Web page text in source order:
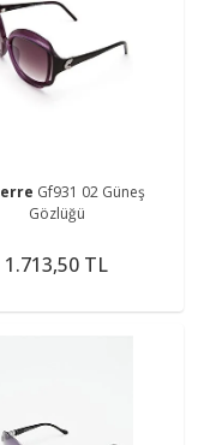
Gf931 02 Güneş
Gözlüğü
1.713,50 TL